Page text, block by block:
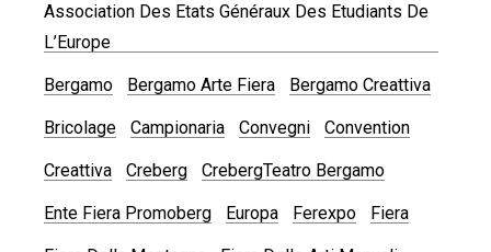
Association Des Etats Généraux Des Etudiants De
L’Europe
Bergamo Bergamo Arte Fiera Bergamo Creattiva
Bricolage Campionaria Convegni Convention
Creattiva Creberg CrebergTeatro Bergamo
Ente Fiera Promoberg Europa Ferexpo Fiera